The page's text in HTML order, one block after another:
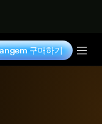
구매하기